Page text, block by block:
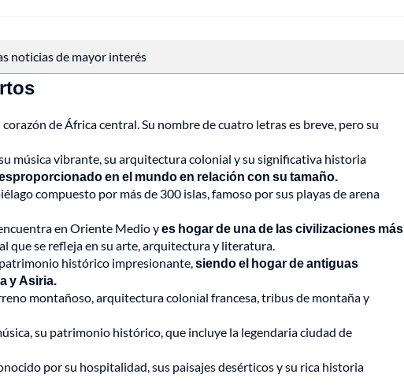
noticias de mayor interés
de África central. Su nombre de cuatro letras es breve, pero su
música vibrante, su arquitectura colonial y su significativa historia
en el mundo en relación con su tamaño.
compuesto por más de 300 islas, famoso por sus playas de arena
en Oriente Medio yes hogar de una de las civilizaciones más
que se refleja en su arte, arquitectura y literatura.
histórico impresionante,siendo el hogar de antiguas
y Asiria.
montañoso, arquitectura colonial francesa, tribus de montaña y
su patrimonio histórico, que incluye la legendaria ciudad de
por su hospitalidad, sus paisajes desérticos y su rica historia